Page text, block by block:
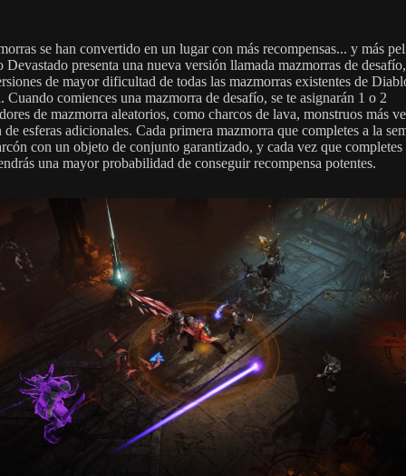
se han convertido en un lugar con más recompensas... y más
Devastado presenta una nueva versión llamada mazmorras de
de mayor dificultad de todas las mazmorras existentes de
Cuando comiences una mazmorra de desafío, se te asignarán 1 o 2
de mazmorra aleatorios, como charcos de lava, monstruos más
de esferas adicionales. Cada primera mazmorra que completes a la
con un objeto de conjunto garantizado, y cada vez que completes
una mayor probabilidad de conseguir recompensa potentes.